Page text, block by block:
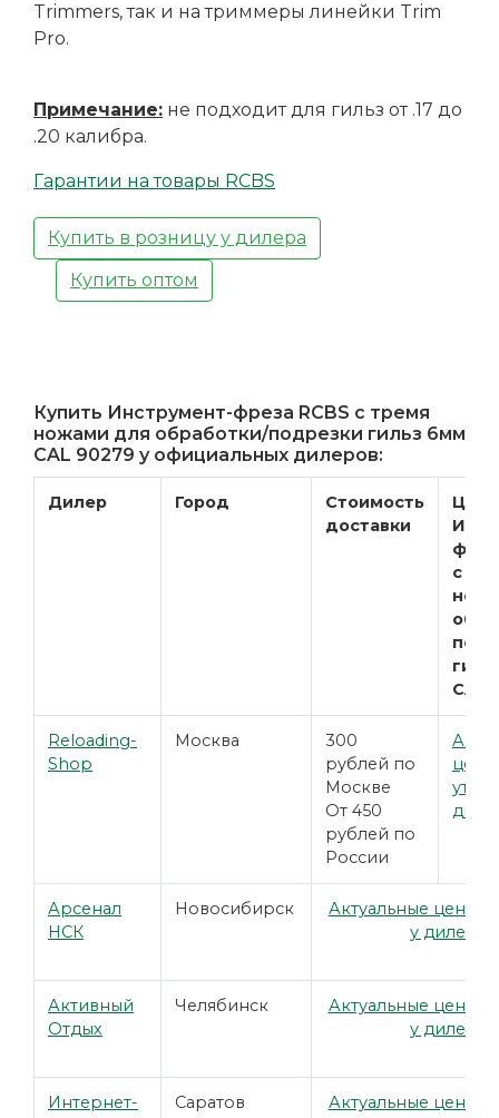
Trimmers, так и на триммеры линейки Trim
Pro.
Примечание: не подходит для гильз от .17 до
.20 калибра.
Гарантии на товары RCBS
Купить в розницу у дилера
Купить оптом
Купить Инструмент-фреза RCBS с тремя
ножами для обработки/подрезки гильз 6мм
CAL 90279 у официальных дилеров:
Дилер Город
Стоимость
доставки
с
CAL
Reloading-
Shop
Москва
300
рублей по
Москве
От 450
рублей по
России
цены
Арсенал
НСК
Новосибирск
Актуальные цены
у дилера
Активный
Отдых
Челябинск
Актуальные цены
у дилера
Интернет-
Саратов
Актуальные цены